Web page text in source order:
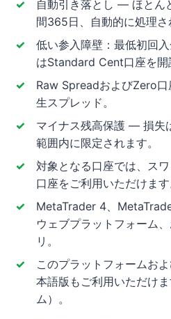
自動引き落とし — ほとん
間365日、自動的に処理さ
低い参入障壁：最低初回
はStandard Cent口座を開
Raw SpreadおよびZero
生スプレッド。
マイナス残高保護 — 損失
範囲内に限定されます。
対象となる口座では、ス
口座をご利用いただけます
MetaTrader 4、
ウェブプラットフォーム
リ。
このプラットフォームお
本語版もご利用いただけ
ム）。